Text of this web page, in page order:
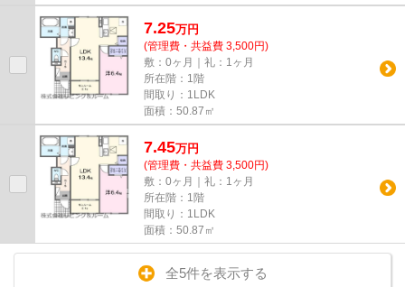
7.25万円
(管理費・共益費 3,500円)
敷：0ヶ月｜礼：1ヶ月
所在階：1階
間取り：1LDK
面積：50.87㎡
7.45万円
(管理費・共益費 3,500円)
敷：0ヶ月｜礼：1ヶ月
所在階：1階
間取り：1LDK
面積：50.87㎡
全5件を表示する